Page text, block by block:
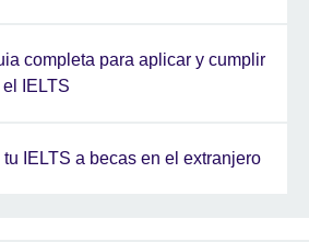
completa para aplicar y cumplir
IELTS
IELTS a becas en el extranjero